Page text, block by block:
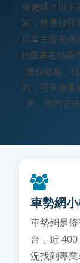
修廠嗎？以下
家，熟悉起亞
與車主簽有保
的愛車在桃園
薦保修廠。
約，可享修車
查、預約省
車勢網
車勢網是
台，近
況找到專業